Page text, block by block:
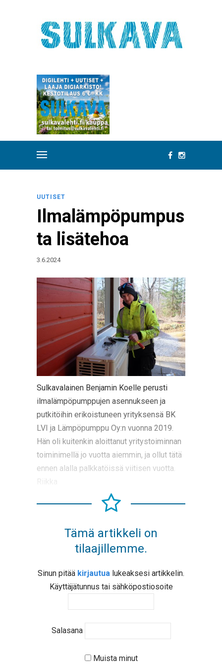
UUTISET
Ilmalämpöpumpus
ta lisätehoa
3.6.2024
Sulkavalainen Benjamin Koelle perusti
ilmalämpöpumppujen asennukseen ja
putkitöihin erikoistuneen yrityksensä BK
LVI ja Lämpöpumppu Oy:n vuonna 2019.
Hän oli kuitenkin aloittanut yritystoiminnan
toiminimellä jo vuotta aiemmin, ja ollut tätä
ennen alalla palkkatöissä viitisen vuotta.
Riikka
Tämä artikkeli on
tilaajillemme.
Sinun pitää kirjautua lukeaksesi artikkelin.
Käyttäjätunnus tai sähköpostiosoite
Salasana
Muista minut